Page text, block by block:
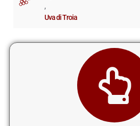
,
Uva di Troia